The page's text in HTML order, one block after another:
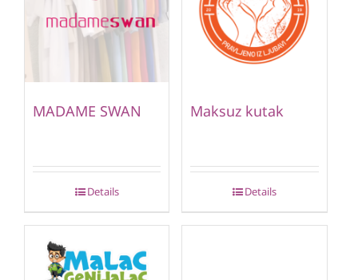
MADAME SWAN
Details
Maksuz kutak
Details